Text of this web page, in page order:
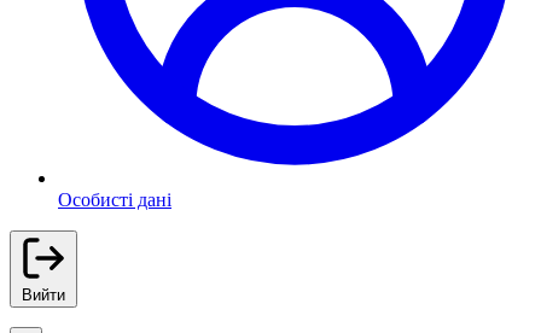
Особисті дані
Вийти